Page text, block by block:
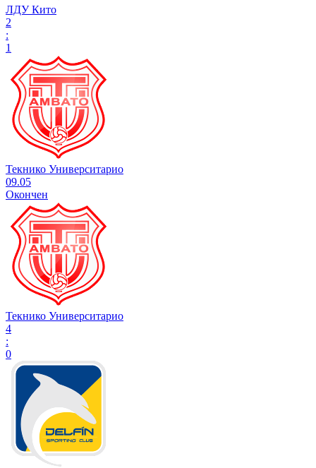
ЛДУ Кито
2
:
1
Текнико Университарио
09.05
Окончен
Текнико Университарио
4
:
0